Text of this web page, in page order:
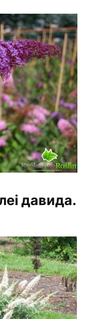
давида.